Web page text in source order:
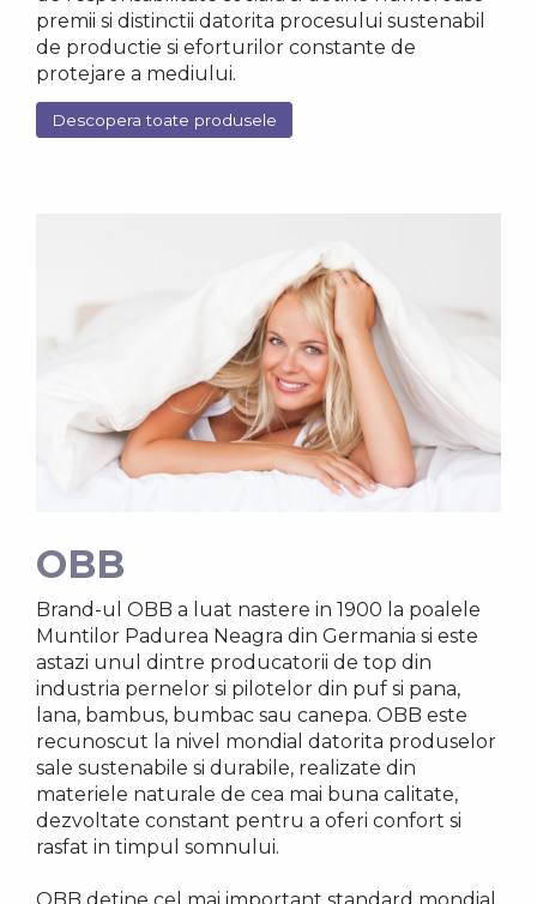
premii si distinctii datorita procesului sustenabil
de productie si eforturilor constante de
protejare a mediului.
Descopera toate produsele
OBB
Brand-ul OBB a luat nastere in 1900 la poalele
Muntilor Padurea Neagra din Germania si este
astazi unul dintre producatorii de top din
industria pernelor si pilotelor din puf si pana,
lana, bambus, bumbac sau canepa. OBB este
recunoscut la nivel mondial datorita produselor
sale sustenabile si durabile, realizate din
materiele naturale de cea mai buna calitate,
dezvoltate constant pentru a oferi confort si
rasfat in timpul somnului.